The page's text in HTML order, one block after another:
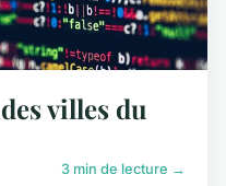
villes du
3 min de lecture →